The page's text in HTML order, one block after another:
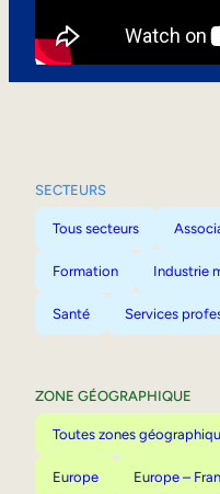
SECTEURS
Tous secteurs
Formation Industrie
Santé Services
ZONE GÉOGRAPHIQUE
Toutes zones
Europe Europe –